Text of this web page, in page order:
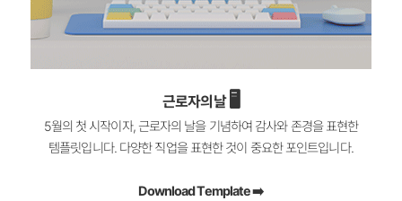
근로자의날 🖥️
5월의 첫 시작이자, 근로자의 날을 기념하여 감사와 존경을 표현한
템플릿입니다. 다양한 직업을 표현한 것이 중요한 포인트입니다.
Download Template ➡️